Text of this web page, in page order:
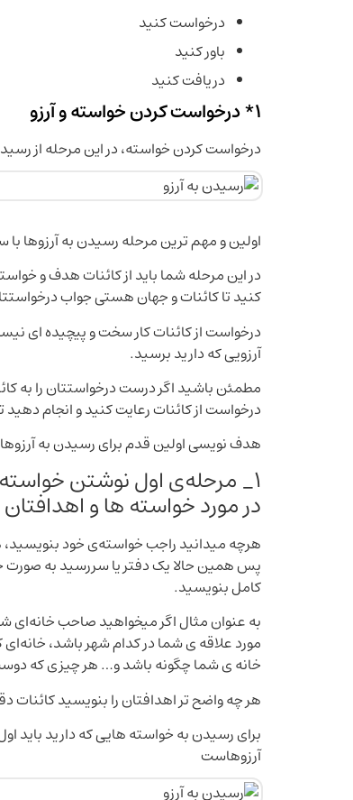
درخواست کنید
باور کنید
دریافت کنید
1* درخواست کردن خواسته و آرزو
درخواست کردن خواسته، در این مرحله از
اولین و مهم ترین‌ مرحله رسیدن به آرزوها
در این مرحله شما باید از کائنات هدف و
کنید تا کائنات و جهان هستی جواب
درخواست از کائنات کار سخت و پیچیده ای
آرزویی که دارید برسید.
درخواست از کائنات رعایت کنید و انجام
هدف نویسی اولین قدم برای رسیدن به
1_ مرحله‌ی اول نوشتن
در مورد خواسته ها و
هرچه میدانید راجب خواسته‌ی خود
پس همین حالا یک دفتر یا سررسید به صورت
کامل بنویسید.
به عنوان مثال اگر میخواهید صاحب
مورد علاقه ی شما در کدام شهر باشد،
خانه ی شما چگونه باشد و… هر چیزی که
هر چه واضح تر اهدافتان را بنویسید کائنات
برای رسیدن به خواسته هایی که دارید
آرزوهاست